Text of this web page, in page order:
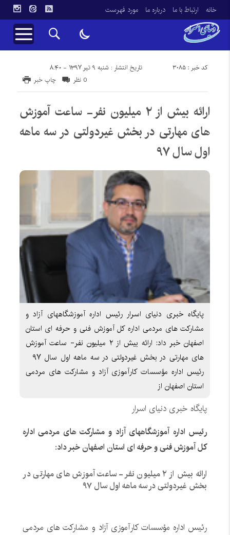
خانه ارتباط با ما درباره ما مورد فهرست
تاریخ انتشار : شنبه ۹ تیر ۱۳۹۷ - ۸:۴۰ کد خبر : 3085
چاپ خبر 0 نظر
ارائه بیش از ۲ میلیون نفر- ساعت آموزش
های مهارتی در بخش غیردولتی در سه ماهه
اول سال ۹۷
پایگاه خبری دنیای اسرار رئیس اداره آموزشگاههای آزاد و
مشارکت های مردمی اداره کل آموزش فنی و حرفه ای استان
اصفهان خبر داد: ارائه بیش از ۲ میلیون نفر- ساعت آموزش
رئیس اداره مؤسسات کارآموزی آزاد و مشارکت های مردمی
استان اصفهان از
پایگاه خبری دنیای اسرار
رئیس اداره آموزشگاههای آزاد و مشارکت های مردمی اداره
کل آموزش فنی و حرفه ای استان اصفهان خبر داد:
ارائه بیش از ۲ میلیون نفر- ساعت آموزش های مهارتی در
بخش غیردولتی در سه ماهه اول سال ۹۷
رئیس اداره مؤسسات کارآموزی آزاد و مشارکت های مردمی